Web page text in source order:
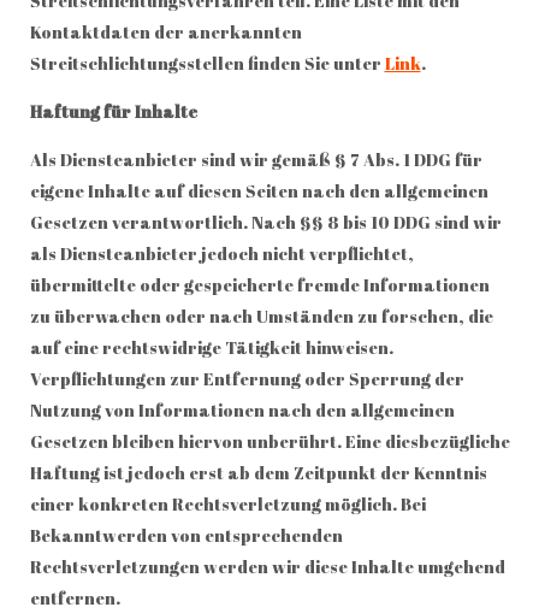
Kontaktdaten der anerkannten
Streitschlichtungsstellen finden Sie unter Link.
Haftung für Inhalte
Als Diensteanbieter sind wir gemäß § 7 Abs. 1 DDG für
eigene Inhalte auf diesen Seiten nach den allgemeinen
Gesetzen verantwortlich. Nach §§ 8 bis 10 DDG sind wir
als Diensteanbieter jedoch nicht verpflichtet,
übermittelte oder gespeicherte fremde Informationen
zu überwachen oder nach Umständen zu forschen, die
auf eine rechtswidrige Tätigkeit hinweisen.
Verpflichtungen zur Entfernung oder Sperrung der
Nutzung von Informationen nach den allgemeinen
Gesetzen bleiben hiervon unberührt. Eine diesbezügliche
Haftung ist jedoch erst ab dem Zeitpunkt der Kenntnis
einer konkreten Rechtsverletzung möglich. Bei
Bekanntwerden von entsprechenden
Rechtsverletzungen werden wir diese Inhalte umgehend
entfernen.